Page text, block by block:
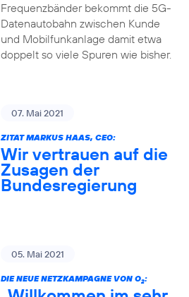
Frequenzbänder bekommt die 5G-
Datenautobahn zwischen Kunde
und Mobilfunkanlage damit etwa
doppelt so viele Spuren wie bisher.
07. Mai 2021
ZITAT MARKUS HAAS, CEO:
Wir vertrauen auf die
Zusagen der
Bundesregierung
05. Mai 2021
DIE NEUE NETZKAMPAGNE VON O2: